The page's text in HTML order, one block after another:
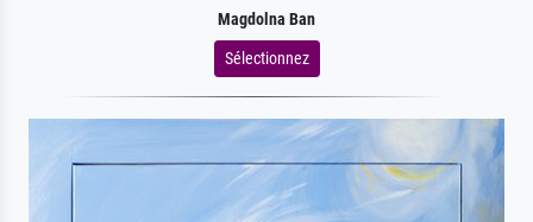
Magdolna Ban
Sélectionnez